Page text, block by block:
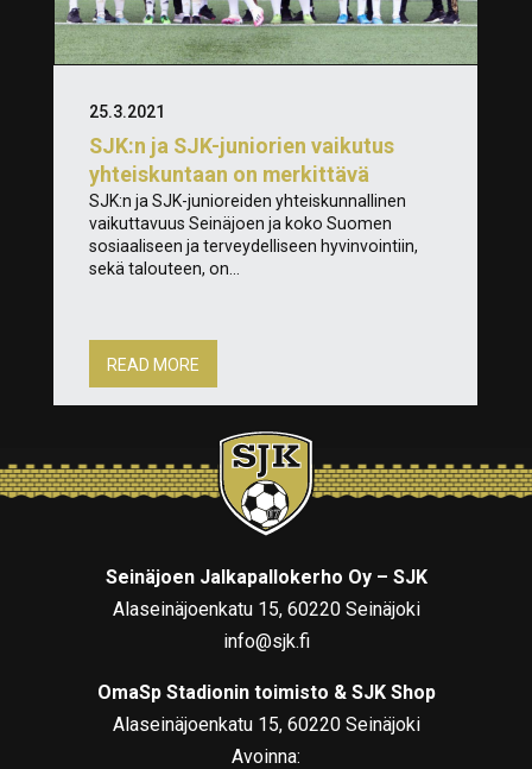
SJK:n ja SJK-juniorien vaikutus
yhteiskuntaan on merkittävä
25.3.2021
SJK:n ja SJK-junioreiden yhteiskunnallinen
vaikuttavuus Seinäjoen ja koko Suomen
sosiaaliseen ja terveydelliseen hyvinvointiin,
sekä talouteen, on...
READ MORE
Seinäjoen Jalkapallokerho Oy – SJK
Alaseinäjoenkatu 15, 60220 Seinäjoki
info@sjk.fi
OmaSp Stadionin toimisto & SJK Shop
Alaseinäjoenkatu 15, 60220 Seinäjoki
Avoinna: